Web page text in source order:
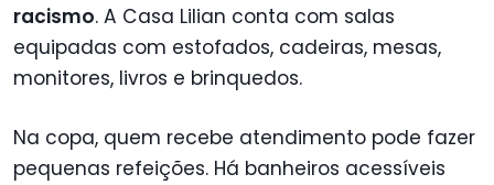
racismo. A Casa Lilian conta com salas
equipadas com estofados, cadeiras, mesas,
monitores, livros e brinquedos.
Na copa, quem recebe atendimento pode fazer
pequenas refeições. Há banheiros acessíveis